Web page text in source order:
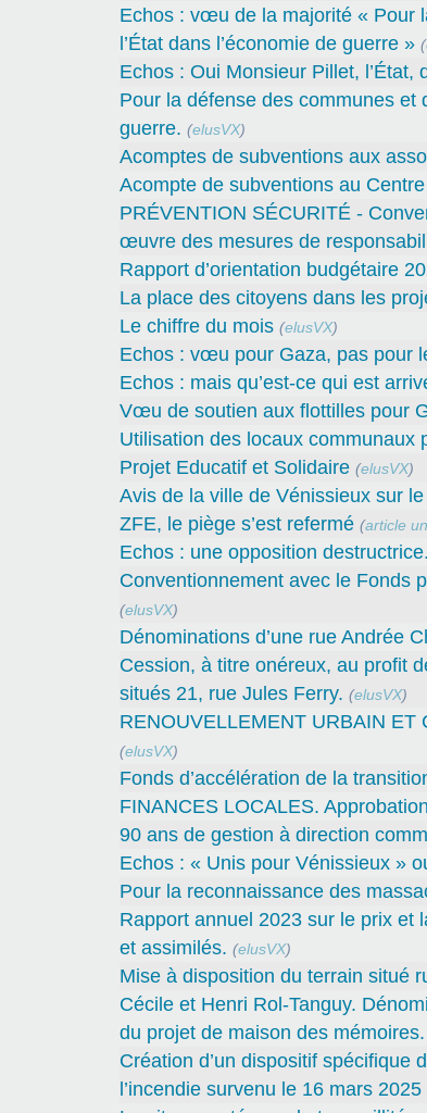
Echos : vœu de la majorité « Pour
l’État dans l’économie de guerre » (
Echos : Oui Monsieur Pillet,
Pour la défense des communes et
guerre. (elusVX)
Acomptes de subventions aux
Acompte de subventions au
PRÉVENTION SÉCURITÉ -
œuvre des mesures de
Rapport d’orientation budgétaire
La place des citoyens dans les
Le chiffre du mois (elusVX)
Echos : vœu pour Gaza, pas pour
Echos : mais qu’est-ce qui est
Vœu de soutien aux flottilles pour
Utilisation des locaux communaux
Projet Educatif et Solidaire (elusVX)
Avis de la ville de Vénissieux sur
ZFE, le piège s’est refermé (article
Echos : une opposition destructrice.
Conventionnement avec le Fonds
(elusVX)
Dénominations d’une rue Andrée
Cession, à titre onéreux, au profit
situés 21, rue Jules Ferry. (elusVX)
RENOUVELLEMENT URBAIN
(elusVX)
Fonds d’accélération de la
FINANCES LOCALES.
90 ans de gestion à direction
Echos : « Unis pour Vénissieux »
Pour la reconnaissance des
Rapport annuel 2023 sur le prix et
et assimilés. (elusVX)
Mise à disposition du terrain situé
Cécile et Henri Rol-Tanguy.
du projet de maison des mémoires.
Création d’un dispositif spécifique
l’incendie survenu le 16 mars